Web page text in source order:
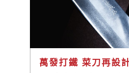
萬發打鐵 菜刀再設